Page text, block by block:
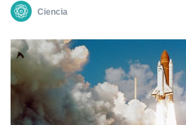
Сiencia